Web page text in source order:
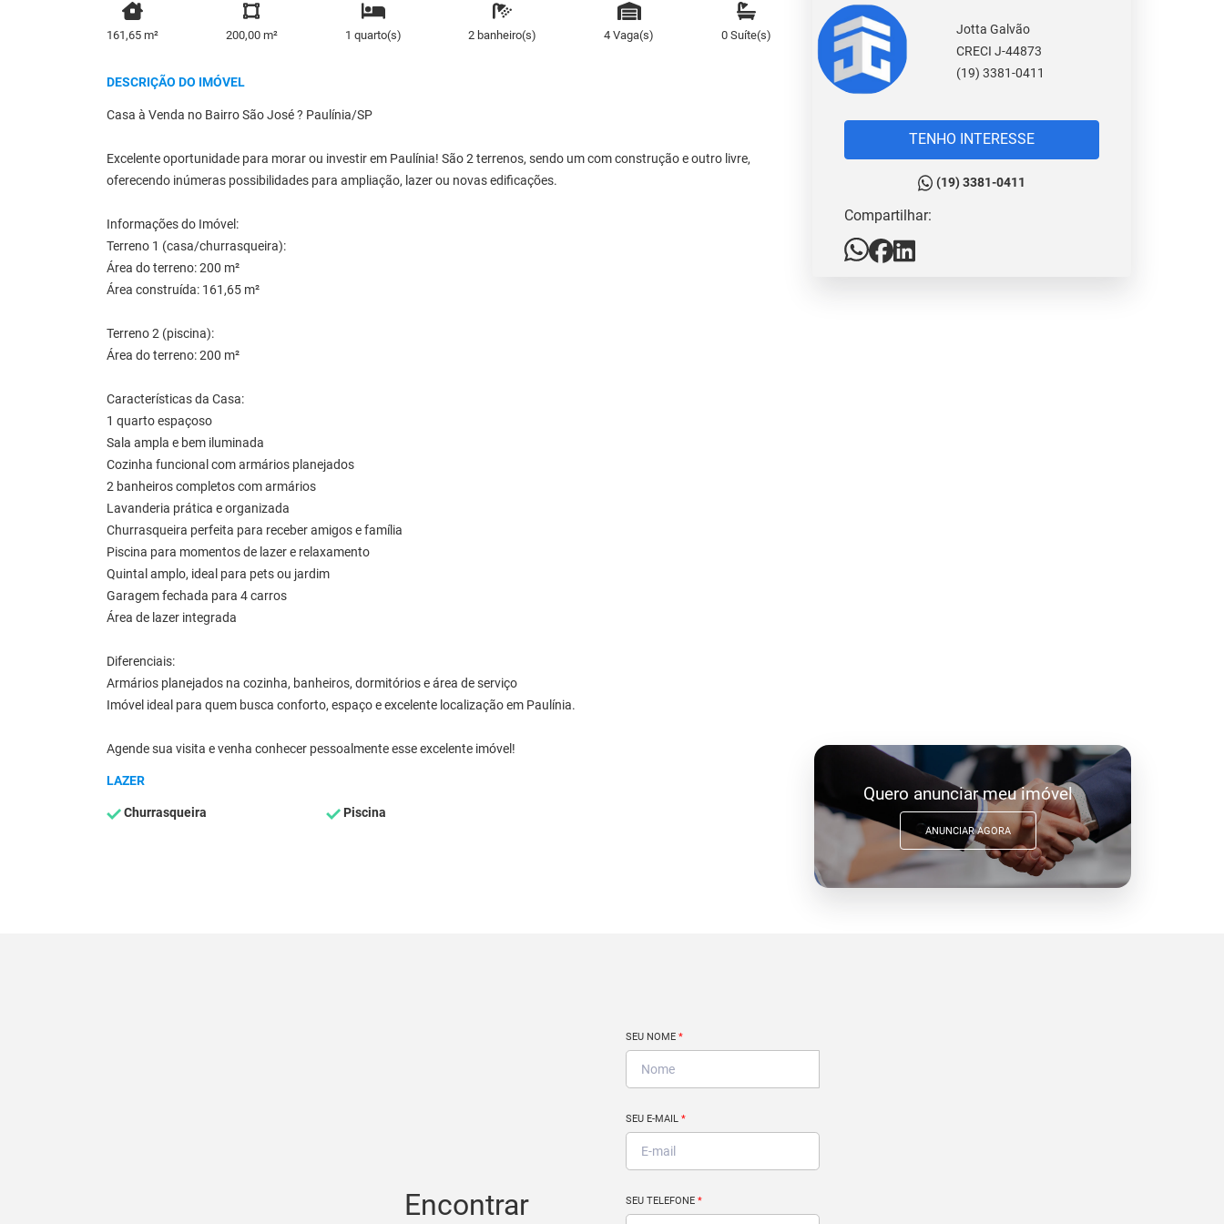
161,65 m² 200,00 m² 1 quarto(s) 2 banheiro(s) 4 Vaga(s) 0 Suíte(s)
DESCRIÇÃO DO IMÓVEL
Casa à Venda no Bairro São José ? Paulínia/SP
Excelente oportunidade para morar ou investir em Paulínia! São 2 terrenos, sendo um com construção e outro livre,
oferecendo inúmeras possibilidades para ampliação, lazer ou novas edificações.
Informações do Imóvel:
Terreno 1 (casa/churrasqueira):
Área do terreno: 200 m²
Área construída: 161,65 m²
Terreno 2 (piscina):
Área do terreno: 200 m²
Características da Casa:
1 quarto espaçoso
Sala ampla e bem iluminada
Cozinha funcional com armários planejados
2 banheiros completos com armários
Lavanderia prática e organizada
Churrasqueira perfeita para receber amigos e família
Piscina para momentos de lazer e relaxamento
Quintal amplo, ideal para pets ou jardim
Garagem fechada para 4 carros
Área de lazer integrada
Diferenciais:
Armários planejados na cozinha, banheiros, dormitórios e área de serviço
Imóvel ideal para quem busca conforto, espaço e excelente localização em Paulínia.
Agende sua visita e venha conhecer pessoalmente esse excelente imóvel!
LAZER
Churrasqueira Piscina
Jotta Galvão
CRECI J-44873
(19) 3381-0411
TENHO INTERESSE
(19) 3381-0411
Compartilhar:
Quero anunciar meu imóvel
ANUNCIAR AGORA
Encontrar
SEU NOME *
SEU E-MAIL *
SEU TELEFONE *